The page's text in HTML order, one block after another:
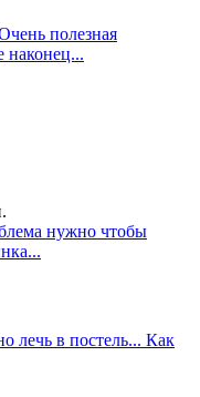
полезная
наконец...
нужно чтобы
лечь в постель... Как